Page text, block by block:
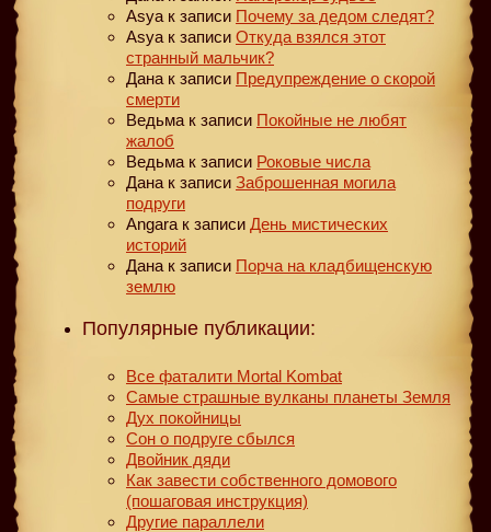
Asya к записи Почему за дедом следят?
Asya к записи Откуда взялся этот
странный мальчик?
Дана к записи Предупреждение о скорой
смерти
Ведьма к записи Покойные не любят
жалоб
Ведьма к записи Роковые числа
Дана к записи Заброшенная могила
подруги
Angara к записи День мистических
историй
Дана к записи Порча на кладбищенскую
землю
Популярные публикации:
Все фаталити Mortal Kombat
Самые страшные вулканы планеты Земля
Дух покойницы
Сон о подруге сбылся
Двойник дяди
Как завести собственного домового
(пошаговая инструкция)
Другие параллели